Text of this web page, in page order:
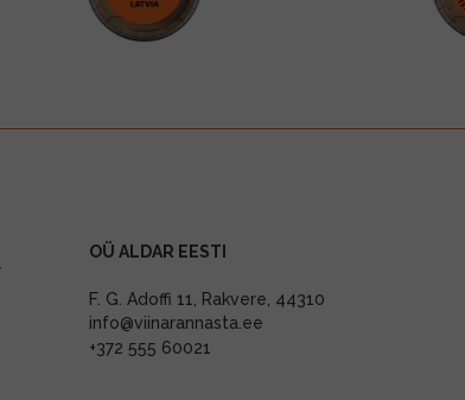
OÜ ALDAR EESTI
F. G. Adoffi 11, Rakvere, 44310
info@viinarannasta.ee
+372 555 60021